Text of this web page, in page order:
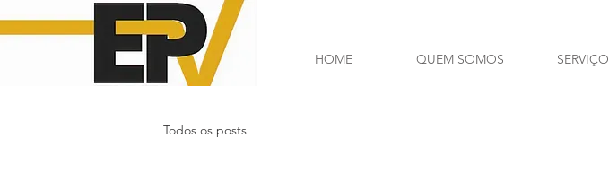
HOME QUEM SOMOS
Todos os posts